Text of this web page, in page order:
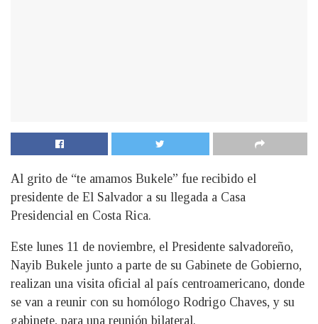
Al grito de “te amamos Bukele” fue recibido el
presidente de El Salvador a su llegada a Casa
Presidencial en Costa Rica.
Este lunes 11 de noviembre, el Presidente salvadoreño,
Nayib Bukele junto a parte de su Gabinete de Gobierno,
realizan una visita oficial al país centroamericano, donde
se van a reunir con su homólogo Rodrigo Chaves, y su
gabinete, para una reunión bilateral.